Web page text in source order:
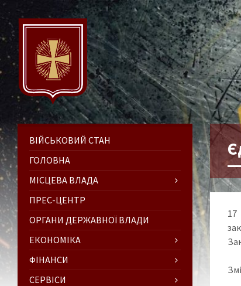
17
ВІЙСЬКОВИЙ СТАН
ГОЛОВНА
МІСЦЕВА ВЛАДА
ПРЕС-ЦЕНТР
ОРГАНИ ДЕРЖАВНОЇ ВЛАДИ
ЕКОНОМІКА
ФІНАНСИ
СЕРВІСИ